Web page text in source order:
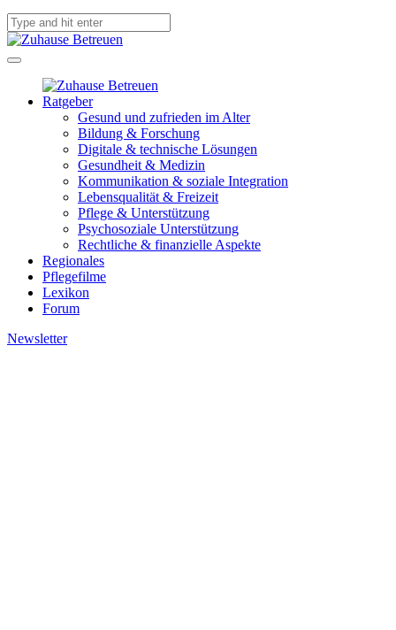
Ratgeber
Gesund und zufrieden im Alter
Bildung & Forschung
Digitale & technische Lösungen
Gesundheit & Medizin
Kommunikation & soziale Integration
Lebensqualität & Freizeit
Pflege & Unterstützung
Psychosoziale Unterstützung
Rechtliche & finanzielle Aspekte
Regionales
Pflegefilme
Lexikon
Forum
Newsletter